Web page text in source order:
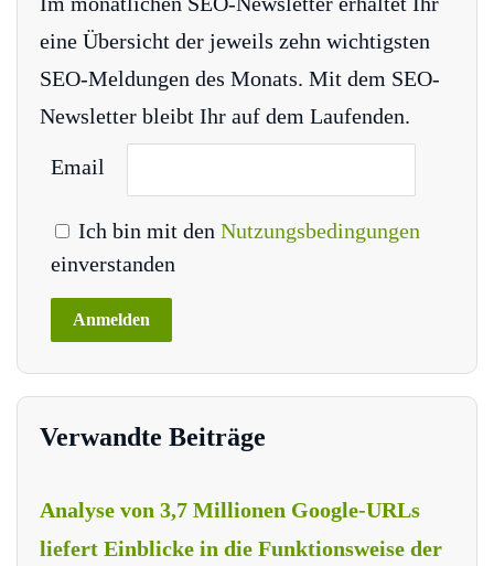
eine Übersicht der jeweils zehn wichtigsten
SEO-Meldungen des Monats. Mit dem SEO-
Newsletter bleibt Ihr auf dem Laufenden.
Email
Ich bin mit den Nutzungsbedingungen
einverstanden
Verwandte Beiträge
Analyse von 3,7 Millionen Google-URLs
liefert Einblicke in die Funktionsweise der